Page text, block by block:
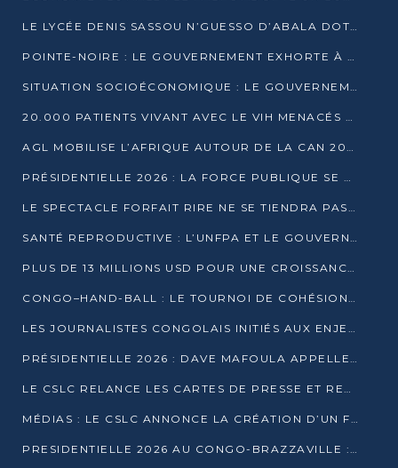
LE LYCÉE DENIS SASSOU N’GUESSO D’ABALA DOTÉ D’UNE SALLE MULTIMÉDIA
POINTE-NOIRE : LE GOUVERNEMENT EXHORTE À UN USAGE RESPONSABLE DU NOUVEAU MATÉRIEL MUNICIPAL
SITUATION SOCIOÉCONOMIQUE : LE GOUVERNEMENT INTERPELLÉ DEVANT LE SÉNAT
20.000 PATIENTS VIVANT AVEC LE VIH MENACÉS D’ARRÊT DE TRAITEMENT
AGL MOBILISE L’AFRIQUE AUTOUR DE LA CAN 2025
PRÉSIDENTIELLE 2026 : LA FORCE PUBLIQUE SE PRÉPARE À SÉCURISER LE SCRUTIN
LE SPECTACLE FORFAIT RIRE NE SE TIENDRA PAS LE 1ER JANVIER
SANTÉ REPRODUCTIVE : L’UNFPA ET LE GOUVERNEMENT AFFINENT LES PRIORITÉS DE 2026
PLUS DE 13 MILLIONS USD POUR UNE CROISSANCE VERTE ET SOUVERAINE
CONGO–HAND-BALL : LE TOURNOI DE COHÉSION ET DE FRATERNITÉ ALLUME SES LAMPIONS À BRAZZAVILLE
LES JOURNALISTES CONGOLAIS INITIÉS AUX ENJEUX DE L’ÉCONOMIE BLEUE
PRÉSIDENTIELLE 2026 : DAVE MAFOULA APPELLE LES CONGOLAIS À UN « NOUVEAU DÉPART »
LE CSLC RELANCE LES CARTES DE PRESSE ET RECONNAÎT OFFICIELLEMENT LES MÉDIAS EN LIGNE
MÉDIAS : LE CSLC ANNONCE LA CRÉATION D’UN FONDS D’APPUI À LA PRESSE
PRESIDENTIELLE 2026 AU CONGO-BRAZZAVILLE : UN CASTING ÉLARGI